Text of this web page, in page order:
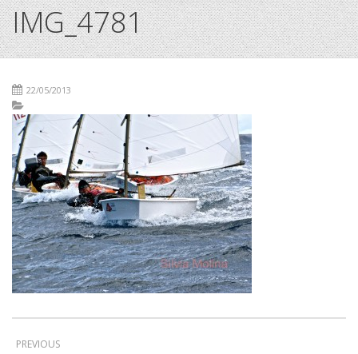
IMG_4781
22/05/2013
PREVIOUS